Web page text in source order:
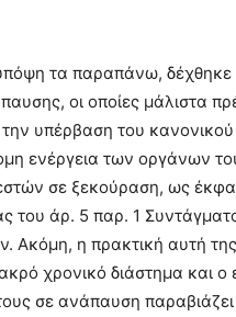
τα παραπάνω, δέχθηκε
οι οποίες μάλιστα
υπέρβαση του
ενέργεια των οργάνων
σε ξεκούραση, ως
του άρ. 5 παρ. 1
Ακόμη, η πρακτική αυτή
χρονικό διάστημα και
σε ανάπαυση